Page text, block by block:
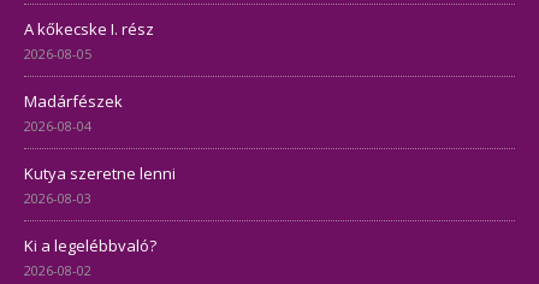
A kőkecske I. rész
2026-08-05
Madárfészek
2026-08-04
Kutya szeretne lenni
2026-08-03
Ki a legelébbvaló?
2026-08-02